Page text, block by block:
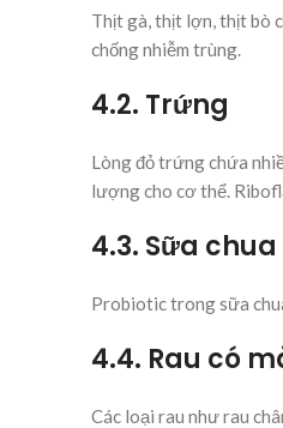
Thịt gà, thịt lợn, thịt bò
chống nhiễm trùng.
4.2. Trứng
Lòng đỏ trứng chứa
lượng cho cơ thể.
4.3. Sữa chua
Probiotic trong sữa
4.4. Rau có
Các loại rau như rau